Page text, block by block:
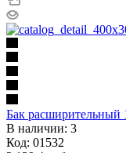
Бак расширительный
В наличии: 3
Код: 01532